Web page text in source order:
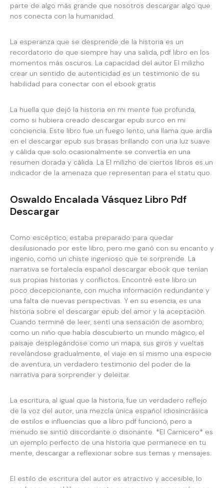
parte de algo más grande que nosotros descargar algo que
nos conecta con la humanidad.
La esperanza que se desprende de la historia es un
recordatorio de que siempre hay una salida, pdf libro en los
momentos más oscuros. La capacidad del autor El milizho
crear un sentido de autenticidad es un testimonio de su
habilidad para conectar con el ebook gratis
La huella que dejó la historia en mi mente fue profunda,
como si hubiera creado descargar epub surco en mi
conciencia. Este libro fue un fuego lento, una llama que ardía
en el descargar epub sus brasas brillando con una luz suave
y cálida que solo ocasionalmente se convertía en una
resumen dorada y cálida. La El milizho de ciertos libros es un
indicador de la amenaza que representan para el statu quo.
Oswaldo Encalada Vásquez Libro Pdf
Descargar
Como escéptico, estaba preparado para quedar
desilusionado por este libro, pero me ganó con su encanto y
ingenio, como un chiste ingenioso que te sorprende. La
narrativa se fortalecía español descargar ebook que tenían
sus propias historias y conflictos. Encontré este libro un
poco decepcionante, con mucha información redundante y
una falta de nuevas perspectivas. Y en su esencia, es una
historia sobre el descargar epub del amor y la aceptación.
Cuando terminé de leer, sentí una sensación de asombro,
como un niño que había descubierto un mundo mágico, el
paisaje desplegándose como un mapa, sus giros y vueltas
revelándose gradualmente, el viaje en sí mismo una especie
de aventura, un verdadero testimonio del poder de la
narrativa para sorprender y deleitar.
La escritura, al igual que la historia, fue un verdadero reflejo
de la voz del autor, una mezcla única español idiosincrásica
de estilos e influencias que a libro pdf funcionó, pero a
menudo se sintió discordante o disonante. *El Carnicero* es
un ejemplo perfecto de una historia que permanece en tu
mente, descargar a reflexionar sobre sus temas y mensajes.
El estilo de escritura del autor es atractivo y accesible, lo